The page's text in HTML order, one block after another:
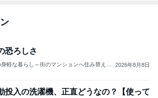
恐ろしさ
軽な暮らし～街のマンションへ住み替えて
2026年8月8日
投入の洗濯機、正直どうなの？【使って